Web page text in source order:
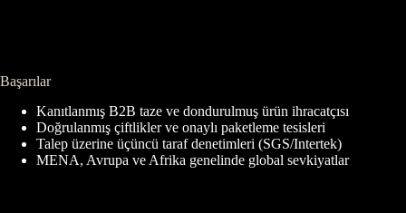
Başarılar
Kanıtlanmış B2B taze ve dondurulmuş ürün ihracatçısı
Doğrulanmış çiftlikler ve onaylı paketleme tesisleri
Talep üzerine üçüncü taraf denetimleri (SGS/Intertek)
MENA, Avrupa ve Afrika genelinde global sevkiyatlar